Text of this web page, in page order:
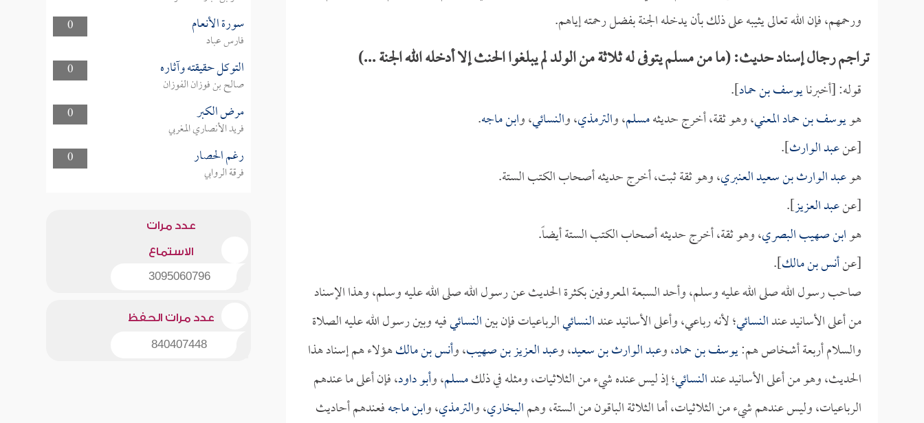
ورحمهم، فإن الله تعالى يثيبه على ذلك بأن يدخله الجنة بفضل رحمته إياهم.
تراجم رجال إسناد حديث: (ما من مسلم يتوفى له ثلاثة من الولد لم يبلغوا الحنث إلا أدخله الله الجنة ...)
قوله: [أخبرنايوسف بن حماد].
هويوسف بن حماد المعني، وهو ثقة، أخرج حديثهمسلم، والترمذي، والنسائي، وابن ماجه.
[عنعبد الوارث].
هوعبد الوارث بن سعيد العنبري، وهو ثقة ثبت، أخرج حديثه أصحاب الكتب الستة.
[عنعبد العزيز].
هوابن صهيب البصري، وهو ثقة، أخرج حديثه أصحاب الكتب الستة أيضاً.
[عنأنس بن مالك].
صاحب رسول الله صلى الله عليه وسلم، وأحد السبعة المعروفين بكثرة الحديث عن رسول الله صلى الله عليه وسلم، وهذا الإسناد
من أعلى الأسانيد عندالنسائي؛ لأنه رباعي، وأعلى الأسانيد عندالنسائيالرباعيات فإن بينالنسائيفيه وبين رسول الله عليه الصلاة
والسلام أربعة أشخاص هم:يوسف بن حماد، وعبد الوارث بن سعيد، وعبد العزيز بن صهيب، وأنس بن مالكهؤلاء هم إسناد هذا
الحديث، وهو من أعلى الأسانيد عندالنسائي؛ إذ ليس عنده شيء من الثلاثيات، ومثله في ذلكمسلم، وأبو داود، فإن أعلى ما عندهم
الرباعيات، وليس عندهم شيء من الثلاثيات، أما الثلاثة الباقون من الستة، وهمالبخاري، والترمذي، وابن ماجهفعندهم أحاديث
0
سورة الأنعام
فارس عباد
0
التوكل حقيقته وآثاره
صالح بن فوزان الفوزان
0
مرض الكبر
فريد الأنصاري المغربي
0
رغم الحصار
فرقة الروابي
عدد مرات
الاستماع
3095060796
عدد مرات الحفظ
840407448